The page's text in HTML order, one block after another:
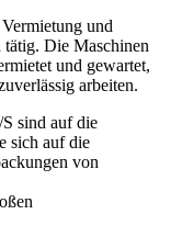
und
tätig. Die Maschinen
und gewartet,
arbeiten.
sind auf die
sich auf die
von